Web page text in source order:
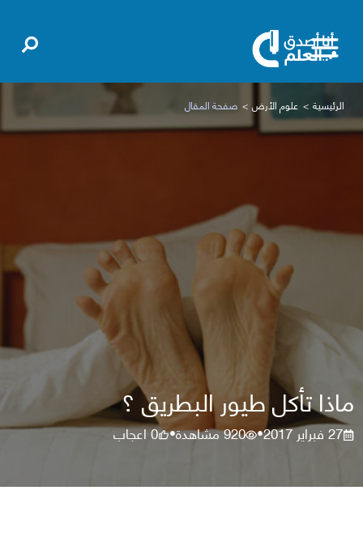
الرئيسية علوم الأرض صفحة المقال
ماذا تأكل طيور البطريق ؟
27 فبراير 2017 •
920مشاهدة•
0اعجاب